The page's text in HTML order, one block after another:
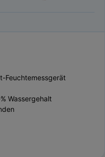
Feuchtemessgerät
Wassergehalt